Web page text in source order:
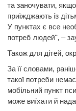
та заночувати,
приїжджають із
У пунктах є все
потреб людей", –
Також для дітей,
За її словами,
такої потреби
мобільний пункт
може виїхати й